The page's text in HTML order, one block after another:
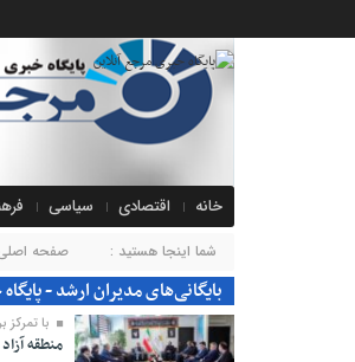
خانه اقتصادی سیاسی
شما اینجا هستید : صفحه
بایگانی‌های مدیران ارشد -
با
منطقه